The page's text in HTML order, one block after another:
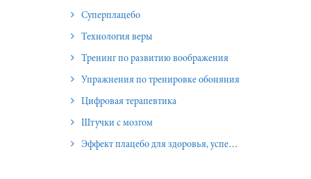
Суперплацебо
Технология веры
Тренинг по развитию воображения
Упражнения по тренировке обоняния
Цифровая терапевтика
Штучки с мозгом
Эффект плацебо для здоровья, успеха и отношений